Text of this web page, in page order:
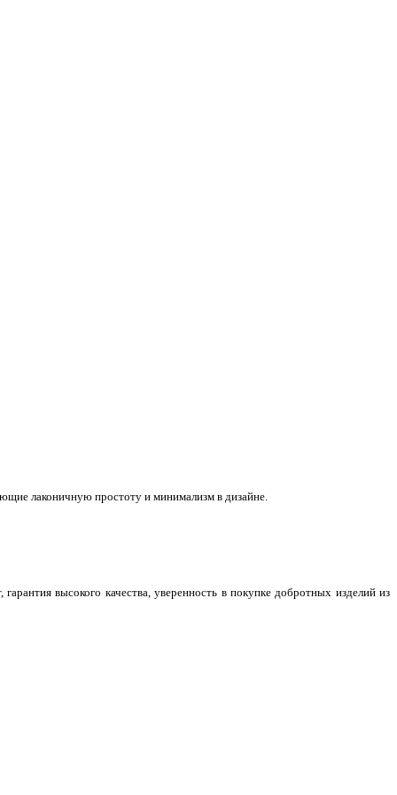
лаконичную простоту и минимализм в дизайне.
высокого качества, уверенность в покупке добротных изделий из